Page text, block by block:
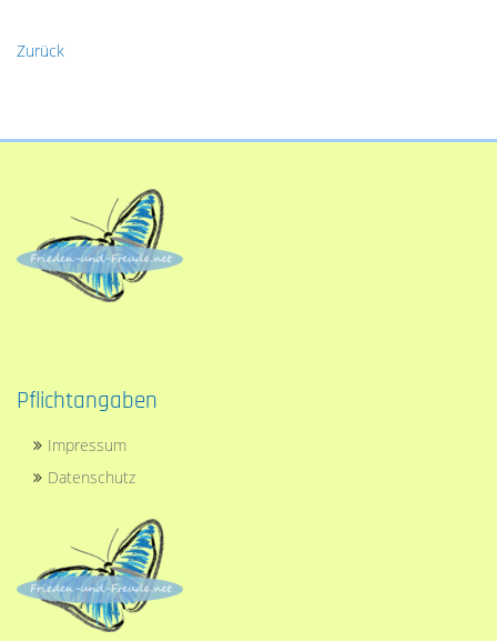
Zurück
Pflichtangaben
Impressum
Datenschutz